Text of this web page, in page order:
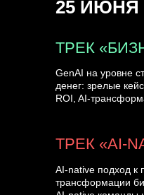
ТРЕК
GenAI на уровне
денег: зрелые
ROI, AI-
AI-native подход к
трансформации
ТРЕК «AI-
25 ИЮНЯ
УЗНАТЬ БОЛЬШЕ